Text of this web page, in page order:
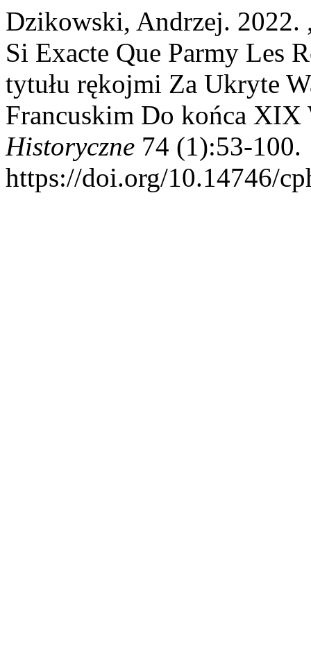
Dzikowski, Andrzej. 2022.
Si Exacte Que Parmy Les
tytułu rękojmi Za Ukryte
Francuskim Do końca
Historyczne 74 (1):53-100.
https://doi.org/10.14746/